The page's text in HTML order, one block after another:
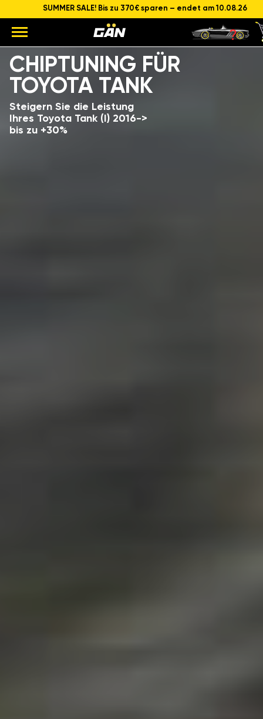
SUMMER SALE! Bis zu 370€ sparen – endet am 10.08.26
CHIPTUNING FÜR
TOYOTA TANK
Steigern Sie die Leistung
Ihres Toyota Tank (I) 2016->
bis zu +30%
Modell
Hubraum und Leistung des Motors